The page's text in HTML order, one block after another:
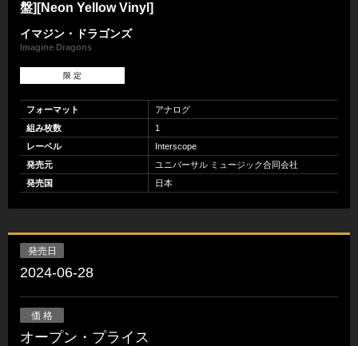
盤][Neon Yellow Vinyl]
イマジン・ドラゴンズ
Imagine Dragons
限 定
フォーマット
アナログ
組み枚数
1
レーベル
Interscope
発売元
ユニバーサル ミュージック合同会社
発売国
日本
発売日
2024-06-28
価 格
オープン・プライス